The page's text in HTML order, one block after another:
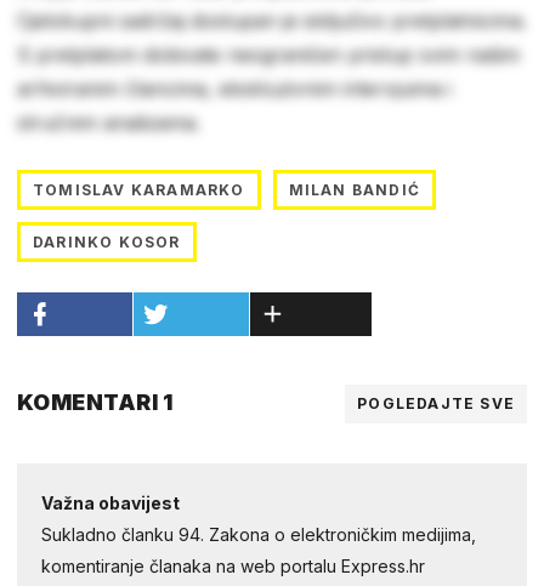
Cjelokupni sadržaj dostupan je isključivo pretplatnicima.
S pretplatom dobivate neograničen pristup svim našim
arhiviranim člancima, ekskluzivnim intervjuima i
stručnim analizama.
TOMISLAV KARAMARKO MILAN BANDIĆ
DARINKO KOSOR
KOMENTARI 1 POGLEDAJTE SVE
Važna obavijest
Sukladno članku 94. Zakona o elektroničkim medijima,
komentiranje članaka na web portalu Express.hr